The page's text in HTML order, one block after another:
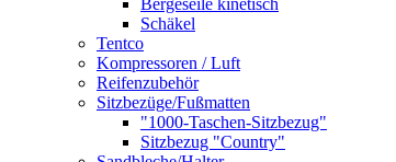
Bergeseile kinetisch
Schäkel
Tentco
Kompressoren / Luft
Reifenzubehör
Sitzbezüge/Fußmatten
"1000-Taschen-Sitzbezug"
Sitzbezug "Country"